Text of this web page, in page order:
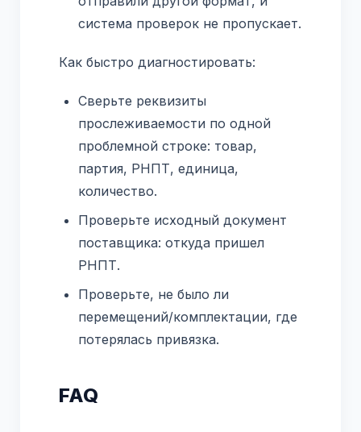
система проверок не пропускает.
Как быстро диагностировать:
Сверьте реквизиты
прослеживаемости по одной
проблемной строке: товар,
партия, РНПТ, единица,
количество.
Проверьте исходный документ
поставщика: откуда пришел
РНПТ.
Проверьте, не было ли
перемещений/комплектации, где
потерялась привязка.
FAQ